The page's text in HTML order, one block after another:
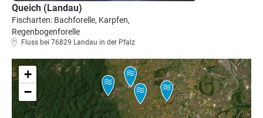
Queich (Landau)
Fischarten: Bachforelle, Karpfen,
Regenbogenforelle
Fluss bei 76829 Landau in der Pfalz
+
−